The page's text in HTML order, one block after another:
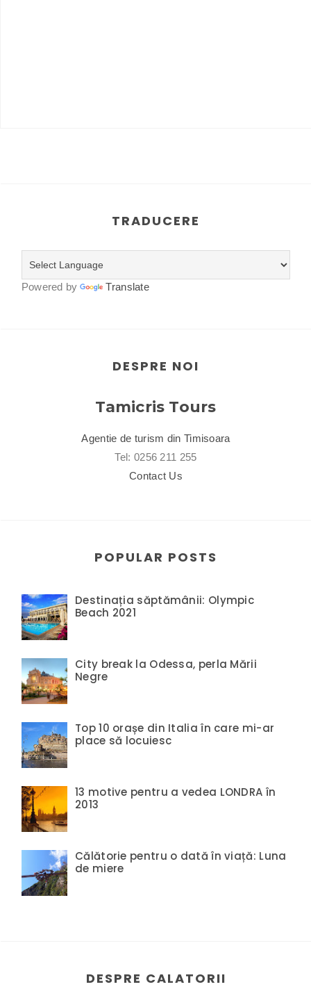
TRADUCERE
Powered by Translate
DESPRE NOI
Tamicris Tours
Agentie de turism din Timisoara
Tel: 0256 211 255
Contact Us
POPULAR POSTS
Destinația săptămânii: Olympic
Beach 2021
City break la Odessa, perla Mării
Negre
Top 10 orașe din Italia în care mi-ar
place să locuiesc
13 motive pentru a vedea LONDRA în
2013
Călătorie pentru o dată în viață: Luna
de miere
DESPRE CALATORII